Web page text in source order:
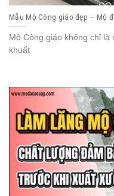
Mẫu Mộ Công giáo đẹp – Mộ
Mộ Công giáo không chỉ
khuất